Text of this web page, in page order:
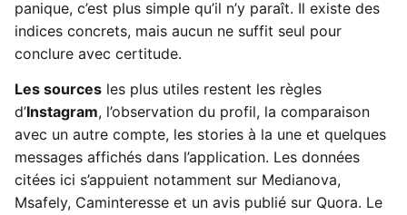
panique, c’est plus simple qu’il n’y paraît. Il existe des
indices concrets, mais aucun ne suffit seul pour
conclure avec certitude.
Les sources les plus utiles restent les règles
d’Instagram, l’observation du profil, la comparaison
avec un autre compte, les stories à la une et quelques
messages affichés dans l’application. Les données
citées ici s’appuient notamment sur Medianova,
Msafely, Caminteresse et un avis publié sur Quora. Le